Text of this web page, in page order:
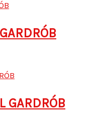
GARDRÓB